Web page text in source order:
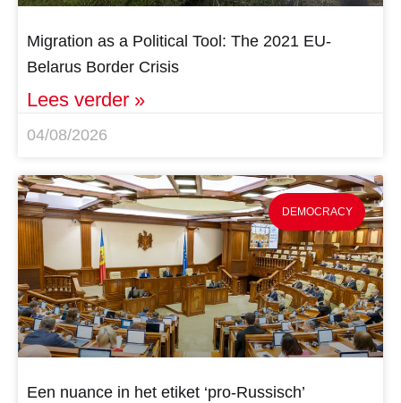
Migration as a Political Tool: The 2021 EU-
Belarus Border Crisis
Lees verder »
04/08/2026
DEMOCRACY
Een nuance in het etiket ‘pro-Russisch’